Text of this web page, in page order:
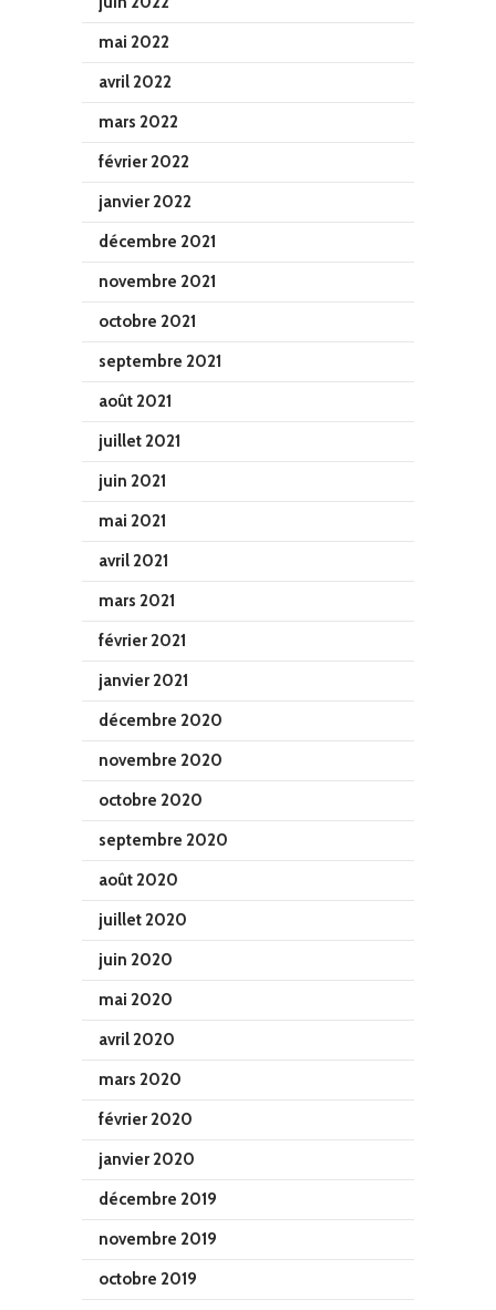
mai 2022
avril 2022
mars 2022
février 2022
janvier 2022
décembre 2021
novembre 2021
octobre 2021
septembre 2021
août 2021
juillet 2021
juin 2021
mai 2021
avril 2021
mars 2021
février 2021
janvier 2021
décembre 2020
novembre 2020
octobre 2020
septembre 2020
août 2020
juillet 2020
juin 2020
mai 2020
avril 2020
mars 2020
février 2020
janvier 2020
décembre 2019
novembre 2019
octobre 2019